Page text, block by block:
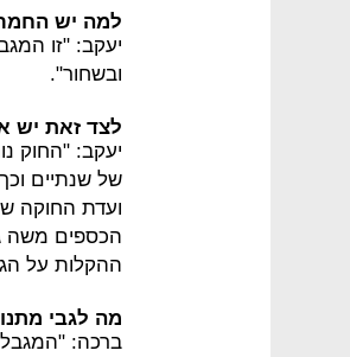
למה יש
יעקב: "זו
ובשחור".
לצד זאת יש
יעקב: "החוק
של שנתיים
ועדת החוקה
הכספים משה
ההקלות על
מה לגבי